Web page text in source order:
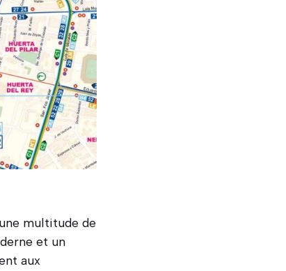
multitude de
et un
aux